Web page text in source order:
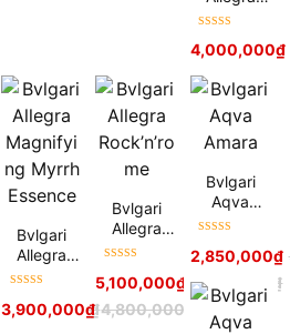
Magnifying
Essence
hạng5sao
4,000,000₫
₫4,900,000₫
Bvlgari
Allegra
Magnifying
Essence
hạng5sao 4,800,000
3,900,000₫
Bvlgari
Allegra
Rock’n’rom
hạng5sao 6,100,000 ₫
5,100,000₫
Bvlgari
Aqva
Amara
hạng5sao
2,850,000₫